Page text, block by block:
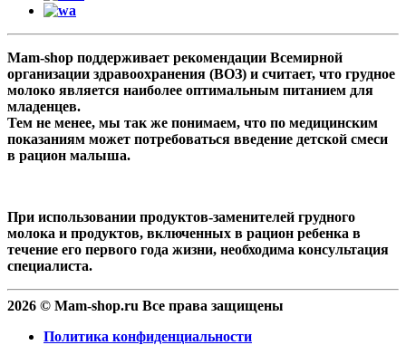
Mam-shop поддерживает рекомендации Всемирной
организации здравоохранения (ВОЗ) и считает, что грудное
молоко является наиболее оптимальным питанием для
младенцев.
Тем не менее, мы так же понимаем, что по медицинским
показаниям может потребоваться введение детской смеси
в рацион малыша.
При использовании продуктов-заменителей грудного
молока и продуктов, включенных в рацион ребенка в
течение его первого года жизни, необходима консультация
специалиста.
2026 © Mam-shop.ru Все права защищены
Политика конфиденциальности